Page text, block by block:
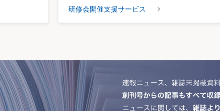
研修会開催支援サービス